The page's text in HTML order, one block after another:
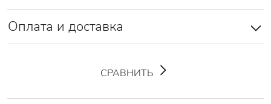
Оплата и доставка
СРАВНИТЬ